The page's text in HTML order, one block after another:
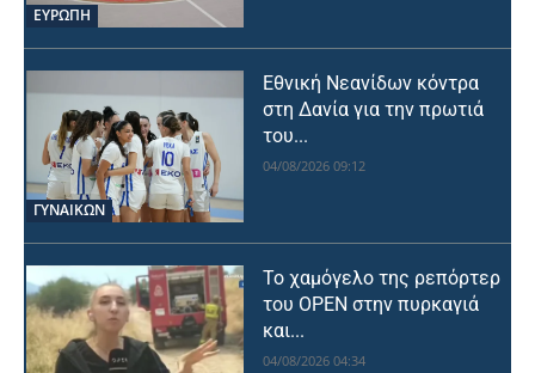
ΕΥΡΩΠΗ
ΓΥΝΑΙΚΩΝ
Εθνική Νεανίδων κόντρα
στη Δανία για την πρωτιά
του...
04/08/2026 09:12
Το χαμόγελο της ρεπόρτερ
του OPEN στην πυρκαγιά
και...
04/08/2026 04:34